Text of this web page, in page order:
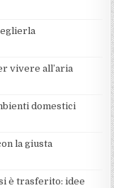
vivere all’aria
domestici
la giusta
è trasferito: idee